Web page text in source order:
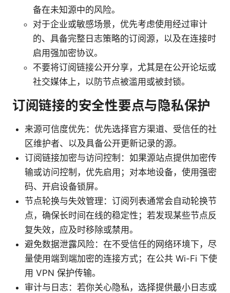
备在未知源中的风险。
对于企业或敏感场景，优先考虑使用经过审计
的、具备完整日志策略的订阅源，以及在连接时
启用强加密协议。
不要将订阅链接公开分享，尤其是在公开论坛或
社交媒体上，以防节点被滥用或被封锁。
订阅链接的安全性要点与隐私保护
来源可信度优先：优先选择官方渠道、受信任的社
区维护者、以及具备公开更新记录的源。
订阅链接加密与访问控制：如果源站点提供加密传
输或访问控制，优先启用；对本地设备，使用强密
码、开启设备锁屏。
节点轮换与失效管理：订阅列表通常会自动轮换节
点，确保长时间在线的稳定性；若发现某些节点反
复失效，应及时移除或禁用。
避免数据泄露风险：在不受信任的网络环境下，尽
量使用端到端加密的连接方式；在公共 Wi-Fi 下使
用 VPN 保护传输。
审计与日志：若你关心隐私，选择提供最小日志或